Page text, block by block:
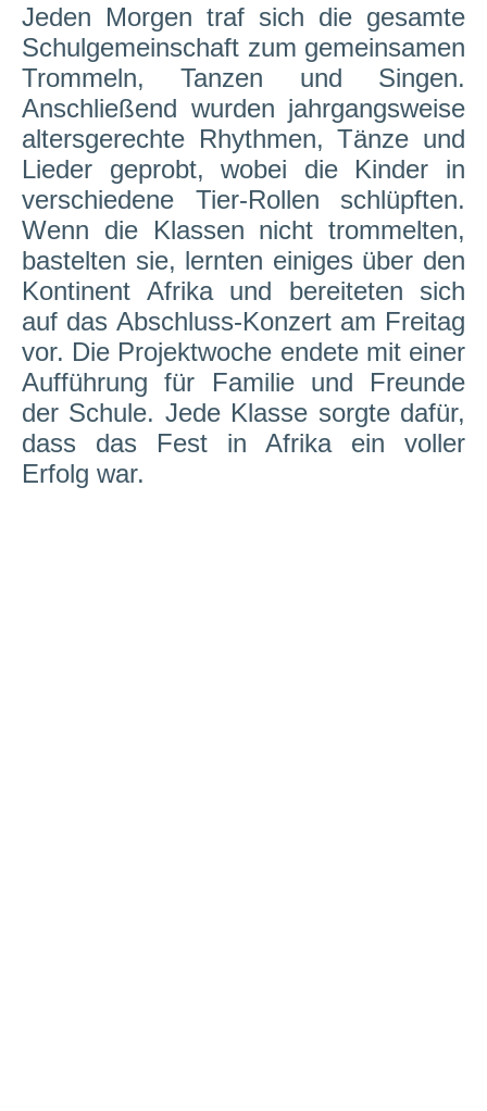
Jeden Morgen traf sich die gesamte
Schulgemeinschaft zum gemeinsamen
Trommeln, Tanzen und Singen.
Anschließend wurden jahrgangsweise
altersgerechte Rhythmen, Tänze und
Lieder geprobt, wobei die Kinder in
verschiedene Tier-Rollen schlüpften.
Wenn die Klassen nicht trommelten,
bastelten sie, lernten einiges über den
Kontinent Afrika und bereiteten sich
auf das Abschluss-Konzert am Freitag
vor. Die Projektwoche endete mit einer
Aufführung für Familie und Freunde
der Schule. Jede Klasse sorgte dafür,
dass das Fest in Afrika ein voller
Erfolg war.